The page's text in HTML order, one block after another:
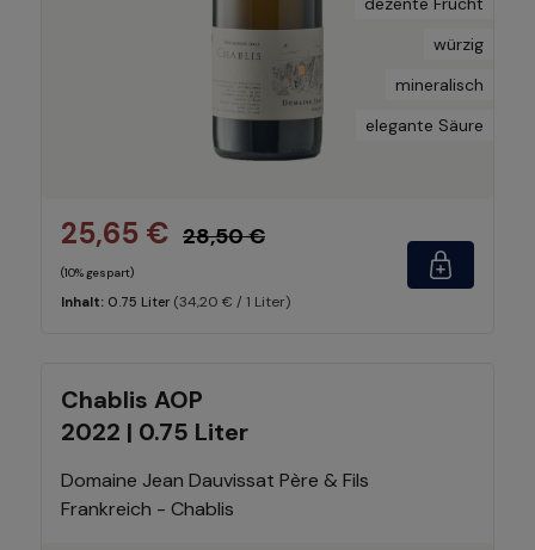
würzig
mineralisch
elegante Säure
25,65 € 28,50 €
(10% gespart)
Inhalt: 0.75 Liter (34,20 € / 1 Liter)
Chablis AOP
2022 | 0.75 Liter
Domaine Jean Dauvissat Père & Fils
Frankreich - Chablis